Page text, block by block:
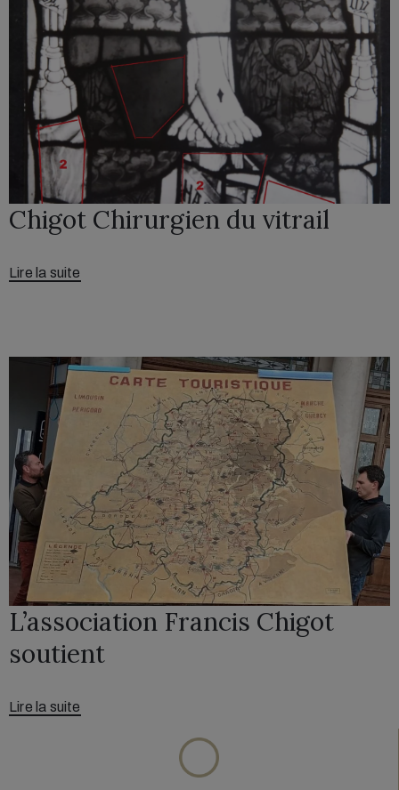
Chigot Chirurgien du vitrail
Lire la suite
L’association Francis Chigot
soutient
Lire la suite